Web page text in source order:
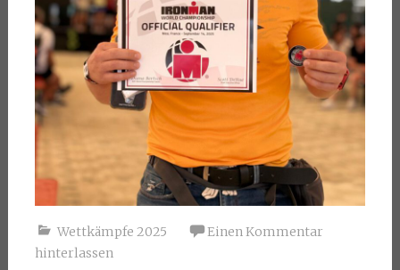
Wettkämpfe 2025
Einen Kommentar
hinterlassen